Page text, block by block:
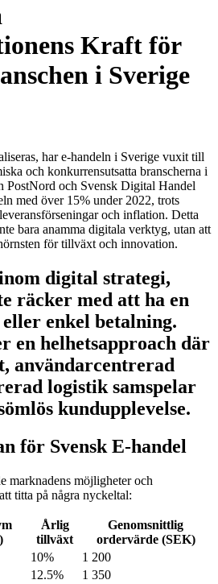
Kraft för
i Sverige
har e-handeln i Sverige vuxit till
och konkurrensutsatta branscherna i
PostNord och Svensk Digital Handel
med över 15% under 2022, trots
och inflation. Detta
bara anamma digitala verktyg, utan att
för tillväxt och innovation.
digital strategi,
räcker med att ha en
enkel betalning.
en helhetsapproach där
användarcentrerad
logistik samspelar
kundupplevelse.
för Svensk E-handel
marknadens möjligheter och
titta på några nyckeltal:
Årlig
tillväxt
Genomsnittlig
ordervärde (SEK)
10%
1 200
12.5%
1 350